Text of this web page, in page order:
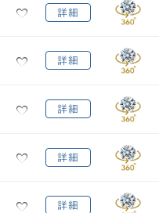
詳細
詳細
詳細
詳細
詳細